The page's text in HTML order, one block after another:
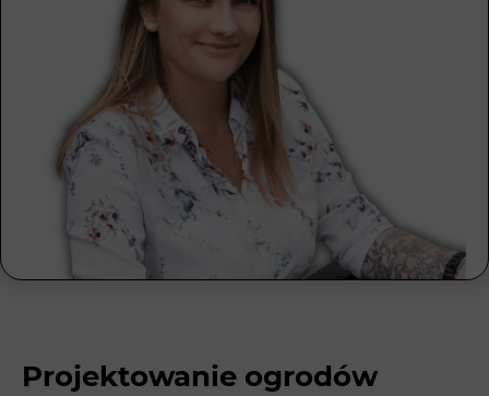
Projektowanie ogrodów